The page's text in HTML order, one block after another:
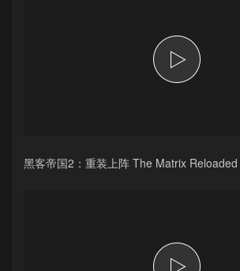
黑客帝国2：重装上阵 The Matrix